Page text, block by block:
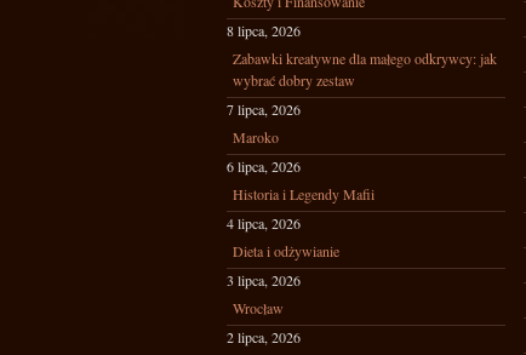
8 lipca, 2026
Zabawki kreatywne dla małego odkrywcy: jak
wybrać dobry zestaw
7 lipca, 2026
Maroko
6 lipca, 2026
Historia i Legendy Mafii
4 lipca, 2026
Dieta i odżywianie
3 lipca, 2026
Wrocław
2 lipca, 2026